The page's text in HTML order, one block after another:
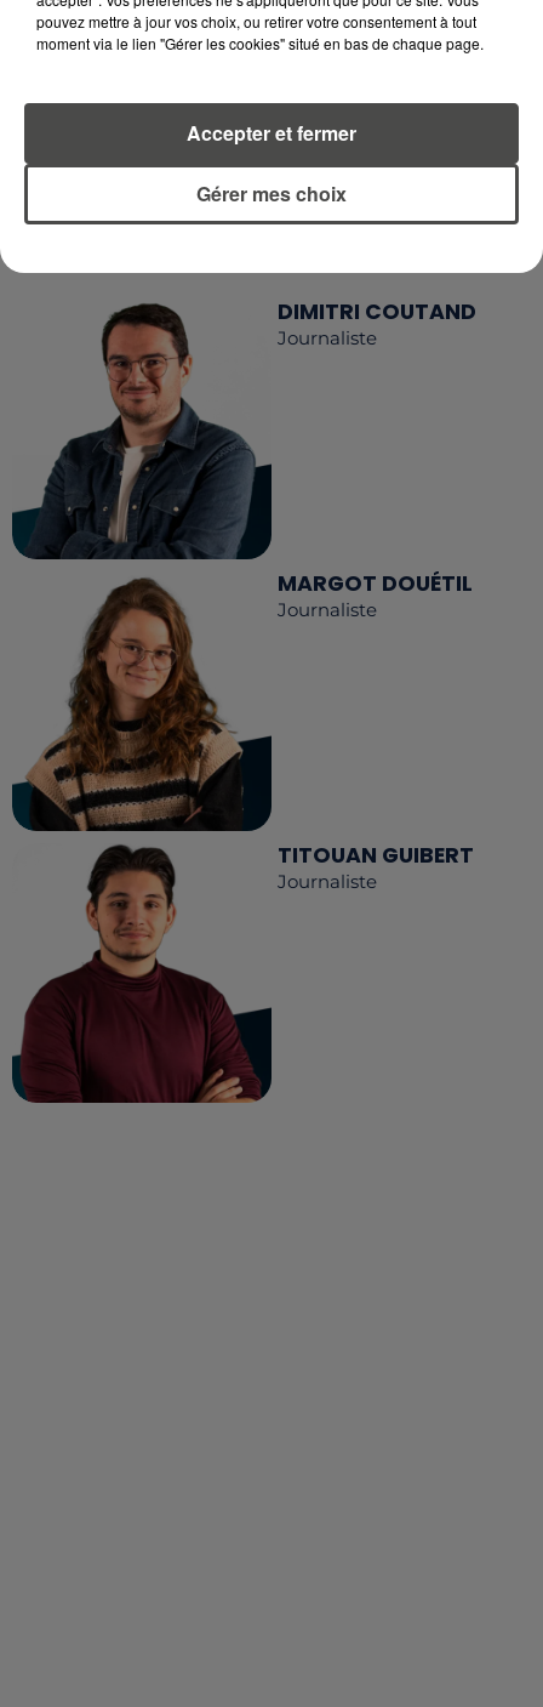
RETROUVEZ TOUTE L'ACTU DE LA RÉGION ET
RECEVEZ LES ALERTES INFOS DE LA RÉDACTION
EN TÉLÉCHARGEANT L'APPLICATION MOBILE
LA RÉDACTION Voir toute l'équipe RCA
DIMITRI COUTAND
Journaliste
MARGOT DOUÉTIL
Journaliste
TITOUAN GUIBERT
Journaliste
pouvez mettre à jour vos choix, ou retirer votre consentement à tout
moment via le lien "Gérer les cookies" situé en bas de chaque page.
Gérer mes choix
Accepter et fermer